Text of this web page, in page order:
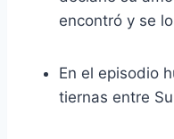
encontró y se
En el episodio
tiernas entre